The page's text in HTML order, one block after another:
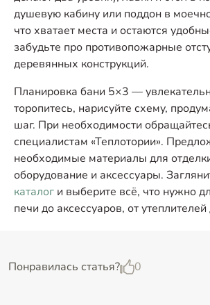
душевую кабину или поддон в
что хватает места и остаются
забудьте про противопожарные
деревянных конструкций.
Планировка бани 5×3 —
торопитесь, нарисуйте схему,
шаг. При необходимости
специалистам «Теплотории».
необходимые материалы для
оборудование и аксессуары.
каталог и выберите всё, что нужно
печи до аксессуаров, от
Понравилась статья? 0